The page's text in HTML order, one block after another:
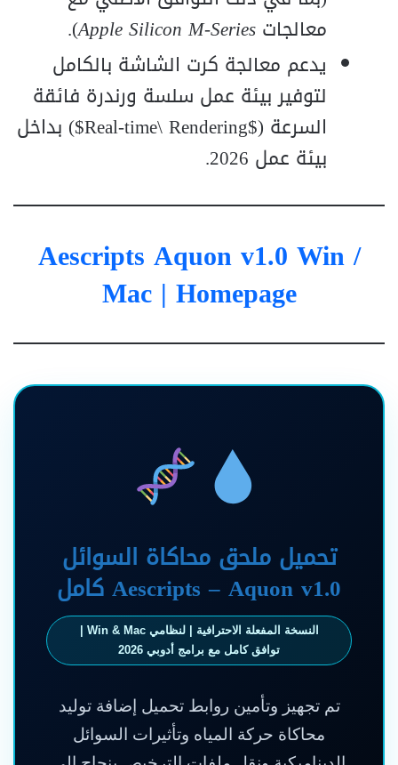
معالجات Apple Silicon M-Series
).
يدعم معالجة كرت الشاشة بالكامل
لتوفير بيئة عمل سلسة ورندرة فائقة
السرعة ($Real-time\ Rendering$) بداخل
بيئة عمل 2026.
Aescripts Aquon v1.0 Win /
Mac| Homepage
تحميل ملحق محاكاة السوائل
Aescripts – Aquon v1.0 كامل
توافق كامل مع برامج أدوبي 2026
تم تجهيز وتأمين روابط تحميل إضافة توليد
محاكاة حركة المياه وتأثيرات السوائل